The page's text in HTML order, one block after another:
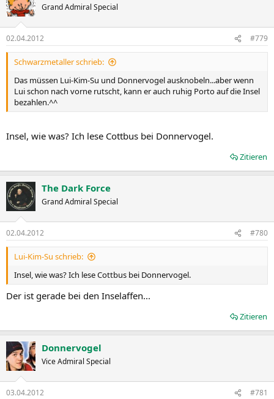
Grand Admiral Special
02.04.2012 #779
Schwarzmetaller schrieb:
Das müssen Lui-Kim-Su und Donnervogel ausknobeln...aber wenn
Lui schon nach vorne rutscht, kann er auch ruhig Porto auf die Insel
bezahlen.^^
Insel, wie was? Ich lese Cottbus bei Donnervogel.
Zitieren
The Dark Force
Grand Admiral Special
02.04.2012 #780
Lui-Kim-Su schrieb:
Insel, wie was? Ich lese Cottbus bei Donnervogel.
Der ist gerade bei den Inselaffen...
Zitieren
Donnervogel
Vice Admiral Special
03.04.2012 #781